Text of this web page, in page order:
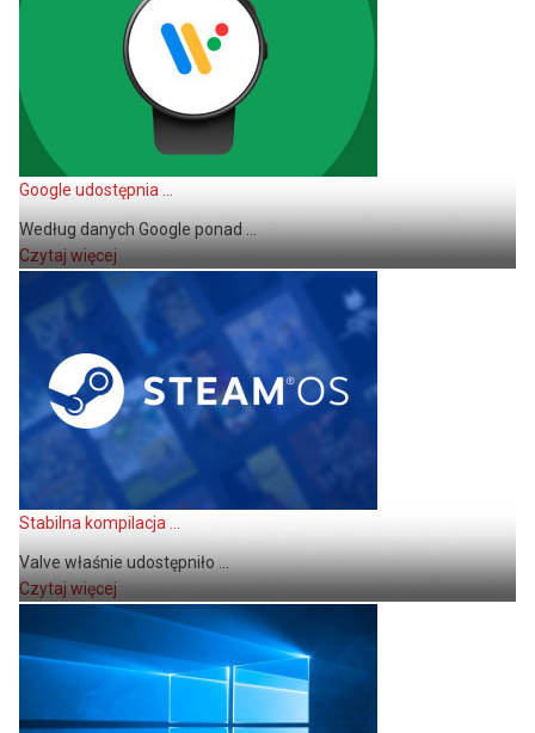
Google udostępnia ...
Według danych Google ponad ...
Czytaj więcej
Stabilna kompilacja ...
Valve właśnie udostępniło ...
Czytaj więcej